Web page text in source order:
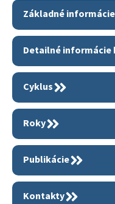
Základné informácie
Detailné informácie
Cyklus
Roky
Publikácie
Kontakty